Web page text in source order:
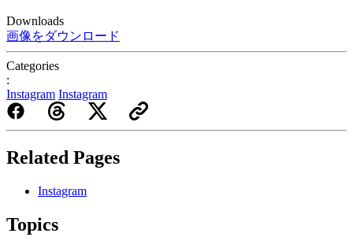
Downloads
画像をダウンロード
Categories
:
Instagram Instagram
Related Pages
Instagram
Topics